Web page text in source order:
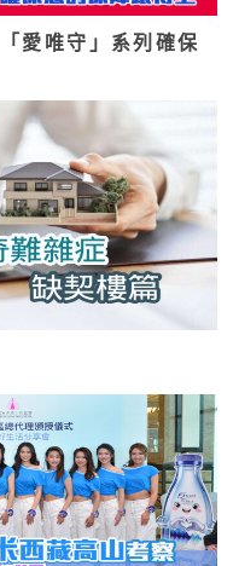
愛唯守」系列確保